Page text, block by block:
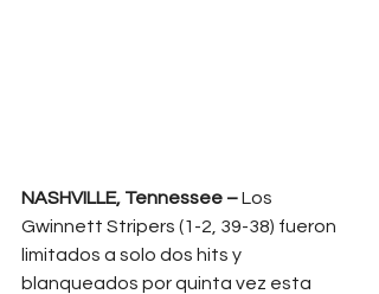
NASHVILLE, Tennessee – Los
Gwinnett Stripers (1-2, 39-38) fueron
limitados a solo dos hits y
blanqueados por quinta vez esta